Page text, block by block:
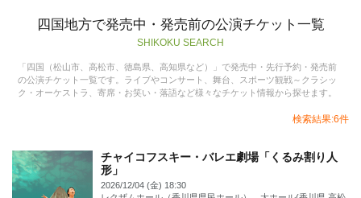
四国地方で発売中・発売前の公演チケット一覧
SHIKOKU SEARCH
「四国（松山市、高松市、徳島県、高知県など）」で発売中・先行予約・発売前
の公演チケット一覧です。ライブやコンサート、舞台、スポーツ観戦～クラシッ
ク・オーケストラ、寄席・お笑い・落語など様々なチケット情報から探せます。
検索結果:6件
チャイコフスキー・バレエ劇場「くるみ割り人
形」
2026/12/04 (金) 18:30